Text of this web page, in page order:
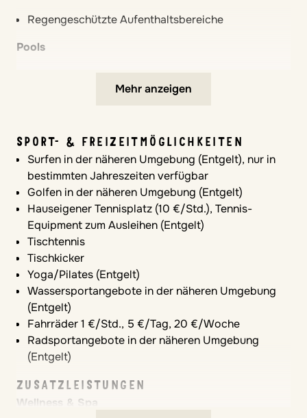
Regengeschützte Aufenthaltsbereiche
Pools
Kinderpool / separates Kinderbecken
Spielplätze & Spielbereiche
Spielplatz
Großzügige, sichere Spielflächen
Verkehrsberuhigte Anlage
Autofreie Zonen für Kinder
Beachvolleyballfeld
Komfort im Zimmer
Bettwäsche und Handtücher inklusive
Strandhandtücher inklusive
Stauraum für Familiengepäck
Kühlschrank im Zimmer
Safe
Klimaanlage
Heizung
Mehr anzeigen
SPORT- & FREIZEITMÖGLICHKEITEN
Surfen in der näheren Umgebung (Entgelt), nur in
bestimmten Jahreszeiten verfügbar
Golfen in der näheren Umgebung (Entgelt)
Hauseigener Tennisplatz (10 €/Std.), Tennis-
Equipment zum Ausleihen (Entgelt)
Tischtennis
Tischkicker
Yoga/Pilates (Entgelt)
Wassersportangebote in der näheren Umgebung
(Entgelt)
Fahrräder 1 €/Std., 5 €/Tag, 20 €/Woche
Radsportangebote in der näheren Umgebung
(Entgelt)
ZUSATZLEISTUNGEN
Wellness & Spa